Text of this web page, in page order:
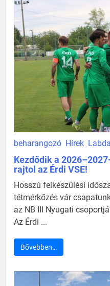
beharangozó Hírek
Kezdődik a
rajtol az Érdi VSE!
Hosszú felkészülési
tétmérkőzés vár
az NB III Nyugati
Az Érdi ...
Bővebben…